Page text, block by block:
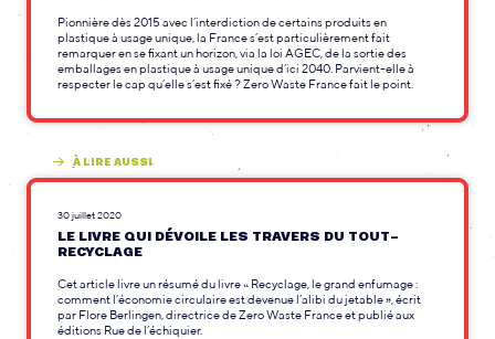
Pionnière dès 2015 avec l’interdiction de certains produits en
plastique à usage unique, la France s’est particulièrement fait
remarquer en se fixant un horizon, via la loi AGEC, de la sortie des
emballages en plastique à usage unique d’ici 2040. Parvient-elle à
respecter le cap qu’elle s’est fixé ? Zero Waste France fait le point.
À LIRE AUSSI
30 juillet 2020
LE LIVRE QUI DÉVOILE LES TRAVERS DU TOUT-
RECYCLAGE
Cet article livre un résumé du livre « Recyclage, le grand enfumage :
comment l’économie circulaire est devenue l’alibi du jetable », écrit
par Flore Berlingen, directrice de Zero Waste France et publié aux
éditions Rue de l’échiquier.